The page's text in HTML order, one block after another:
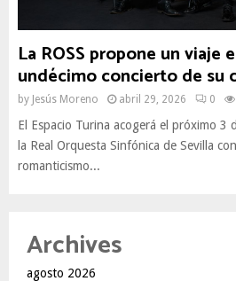
La ROSS propone un viaje
undécimo concierto de su
by Jesús Moreno abril 29, 2026 0
El Espacio Turina acogerá el próximo 3
la Real Orquesta Sinfónica de Sevilla
romanticismo...
Archives
agosto 2026